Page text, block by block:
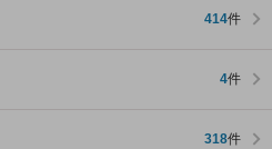
414件
4件
318件